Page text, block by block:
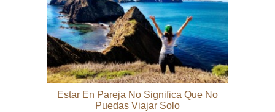
Estar En Pareja No Significa Que No
Puedas Viajar Solo